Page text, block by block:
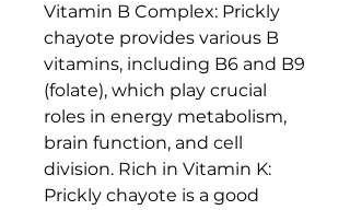
Vitamin B Complex: Prickly
chayote provides various B
vitamins, including B6 and B9
(folate), which play crucial
roles in energy metabolism,
brain function, and cell
division. Rich in Vitamin K:
Prickly chayote is a good